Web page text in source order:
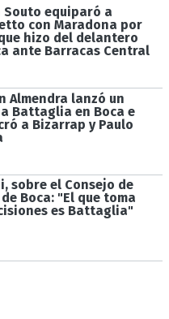
equiparó a
con Maradona por
hizo del delantero
ante Barracas Central
Almendra lanzó un
Battaglia en Boca e
a Bizarrap y Paulo
sobre el Consejo de
Boca: "El que toma
es Battaglia"